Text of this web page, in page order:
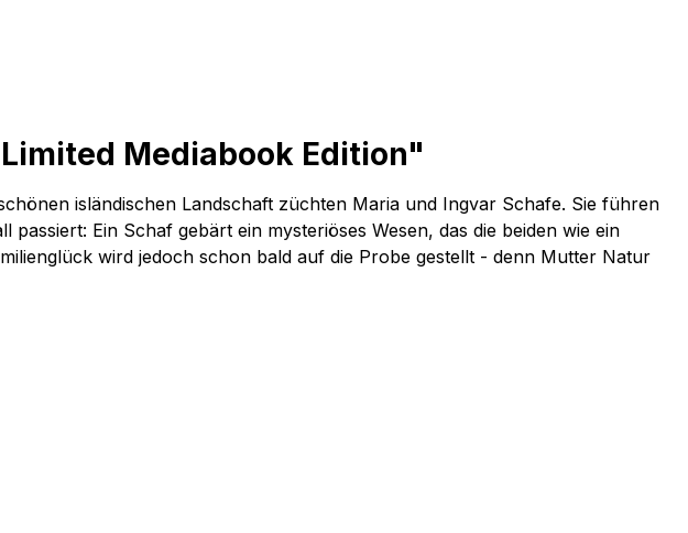
Mediabook Edition"
isländischen Landschaft züchten Maria und Ingvar Schafe. Sie führen
Ein Schaf gebärt ein mysteriöses Wesen, das die beiden wie ein
wird jedoch schon bald auf die Probe gestellt - denn Mutter Natur